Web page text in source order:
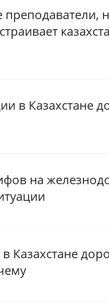
в Казахстане
на
Казахстане